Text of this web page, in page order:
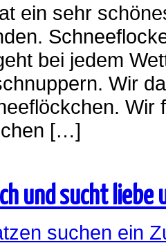
ein sehr
bei jedem
Wir
[…]
und sucht liebe
suchen ein